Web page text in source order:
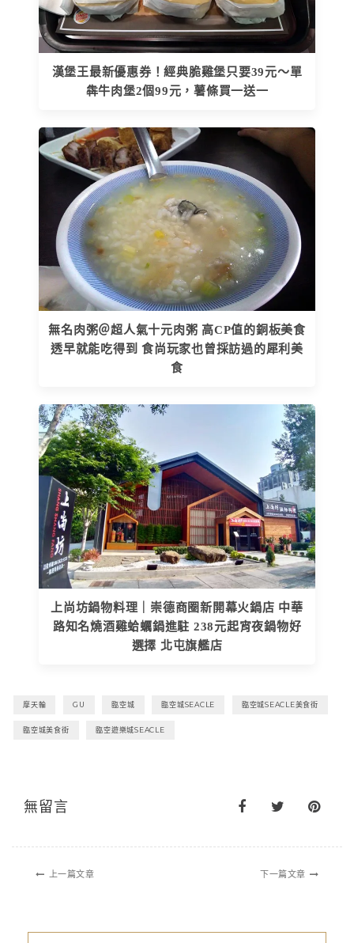
漢堡王最新優惠券！經典脆雞堡只要39元～單
犇牛肉堡2個99元，薯條買一送一
無名肉粥＠超人氣十元肉粥 高CP值的銅板美食
透早就能吃得到 食尚玩家也曾採訪過的犀利美
食
上尚坊鍋物料理｜崇德商圈新開幕火鍋店 中華
路知名燒酒雞蛤蠣鍋進駐 238元起宵夜鍋物好
選擇 北屯旗艦店
摩天輪 GU 臨空城 臨空城SEACLE 臨空城SEACLE美食街
臨空城美食街 臨空遊樂城SEACLE
無留言
上一篇文章 下一篇文章